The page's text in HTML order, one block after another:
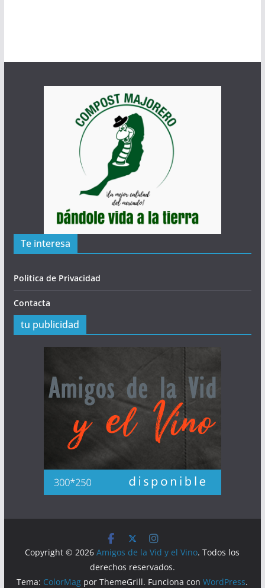
Te interesa
Politica de Privacidad
Contacta
tu publicidad
Copyright © 2026Amigos de la Vid y el Vino. Todos los
derechos reservados.
Tema: ColorMag por ThemeGrill. Funciona conWordPress.